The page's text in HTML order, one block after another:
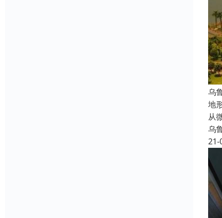
乌
地
从
乌
21-